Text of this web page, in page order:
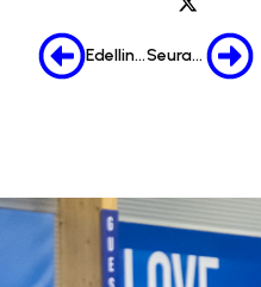
Edellinen Seuraava